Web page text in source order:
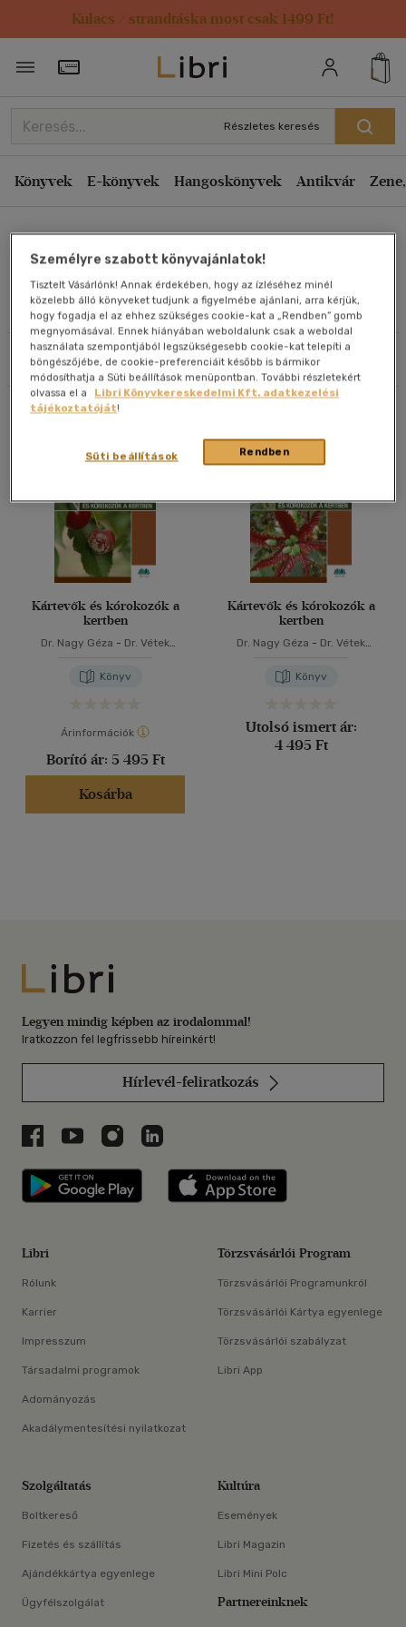
Kulacs / strandtáska most csak 1499 Ft!
Törzsvásárlói Kártya adatai
Részletes keresés
Könyvek E-könyvek Hangoskönyvek Antikvár
Dr. Nagy Géza
Művei
Szűrés Rendezés
Rendezés
Kiadás éve szerint csökkenő
Ár szerint csökkenő
Eladott darabszám szerint csökkenő
Eladott darabszám szerint növekvő
Cím szerint A-Z
Szerző szerint A-Z
Megjelenítés
20 db / oldal
Alkalmaz
Kártevők és kórokozók a
kertben
Dr. Nagy Géza - Dr. Vétek
Könyv
Árinformációk
Borító ár: 5 495 Ft
Kosárba
Kártevők és kórokozók a
kertben
Dr. Nagy Géza - Dr. Vétek
Könyv
Utolsó ismert ár:
4 495 Ft
Libri
Legyen mindig képben az irodalommal!
Iratkozzon fel legfrissebb híreinkért!
Hírlevél-feliratkozás
Libri a Facebookon
Libri a Youtube-on
Libri az Instagramon
Libri a LinkedInen
Libri applikáció Szerezd meg: Google
Libri
Rólunk
Karrier
Impresszum
Társadalmi programok
Adományozás
Akadálymentesítési nyilatkozat
Törzsvásárlói Program
Törzsvásárlói Programunkról
Törzsvásárlói Kártya egyenlege
Törzsvásárlói szabályzat
Libri App
Szolgáltatás
Boltkereső
Fizetés és szállítás
Ajándékkártya egyenlege
Ügyfélszolgálat
Kultúra
Események
Libri Magazin
Libri Mini Polc
Partnereinknek
Személyre szabott könyvajánlatok!
Tisztelt Vásárlónk! Annak érdekében, hogy az ízléséhez minél
közelebb álló könyveket tudjunk a figyelmébe ajánlani, arra kérjük,
hogy fogadja el az ehhez szükséges cookie-kat a „Rendben” gomb
megnyomásával. Ennek hiányában weboldalunk csak a weboldal
használata szempontjából legszükségesebb cookie-kat telepíti a
böngészőjébe, de cookie-preferenciáit később is bármikor
módosíthatja a Süti beállítások menüpontban. További részletekért
olvassa el a
Libri Könyvkereskedelmi Kft. adatkezelési
tájékoztatóját!
Rendben
Süti beállítások